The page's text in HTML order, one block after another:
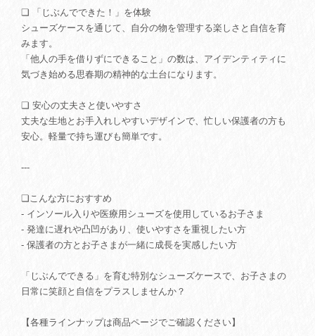
❏ 「じぶんでできた！」を体験
シューズケースを通じて、自分の物を管理する楽しさと自信を育
みます。
「他人の手を借りずにできること」の数は、アイデンティティに
気づき始める思春期の精神的な土台になります。
❏ 安心の丈夫さと使いやすさ
丈夫な生地とお手入れしやすいデザインで、忙しい保護者の方も
安心。軽量で持ち運びも簡単です。
---
❏こんな方におすすめ
- インソール入りや医療用シューズを使用しているお子さま
- 発達に遅れや凸凹があり、使いやすさを重視したい方
- 保護者の方とお子さまが一緒に成長を実感したい方
「じぶんでできる」を育む特別なシューズケースで、お子さまの
日常に笑顔と自信をプラスしませんか？
【各種ラインナップは商品ページでご確認ください】